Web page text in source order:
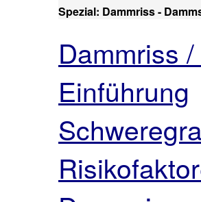
Spezial: Dammriss -
Dammriss
Einführung